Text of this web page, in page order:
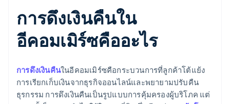
การดึงเงินคืนใน
อีคอมเมิร์ซคืออะไร
การดึงเงินคืนในอีคอมเมิร์ซคือกระบวนการที่ลูกค้าโต้แย้ง
การเรียกเก็บเงินจากธุรกิจออนไลน์และพยายามปรับคืน
ธุรกรรม การดึงเงินคืนเป็นรูปแบบการคุ้มครองผู้บริโภค แต่